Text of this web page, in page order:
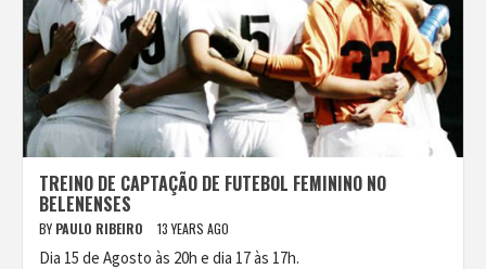
TREINO DE CAPTAÇÃO DE FUTEBOL FEMININO NO
BELENENSES
BY PAULO RIBEIRO 13 YEARS AGO
Dia 15 de Agosto às 20h e dia 17 às 17h.